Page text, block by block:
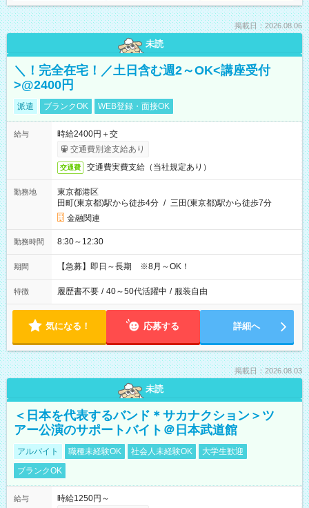
掲載日：2026.08.06
未読
＼！完全在宅！／土日含む週2～OK<講座受付
>@2400円
派遣 ブランクOK WEB登録・面接OK
給与
時給2400円＋交
交通費別途支給あり
交通費 交通費実費支給（当社規定あり）
勤務地
東京都港区
田町(東京都)駅から徒歩4分 / 三田(東京都)駅から徒歩7分
金融関連
勤務時間 8:30～12:30
期間 【急募】即日～長期 ※8月～OK！
特徴 履歴書不要 / 40～50代活躍中 / 服装自由
気になる！ 応募する 詳細へ
掲載日：2026.08.03
未読
＜日本を代表するバンド＊サカナクション＞ツ
アー公演のサポートバイト＠日本武道館
アルバイト 職種未経験OK 社会人未経験OK
大学生歓迎
ブランクOK
給与
時給1250円～